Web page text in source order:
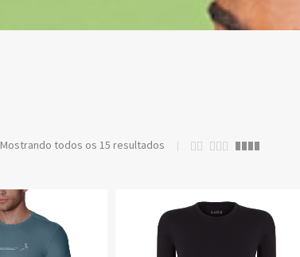
VER TODOS PRODUTOS
Mostrando todos os 15 resultados